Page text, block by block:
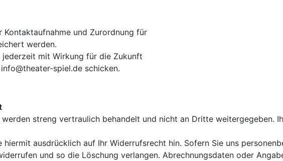
Kontaktaufnahme und Zurordnung für
werden.
jederzeit mit Wirkung für die Zukunft
spiel.de schicken.
streng vertraulich behandelt und nicht an Dritte weitergegeben.
hiermit ausdrücklich auf Ihr Widerrufsrecht hin. Sofern Sie uns
und so die Löschung verlangen. Abrechnungsdaten oder